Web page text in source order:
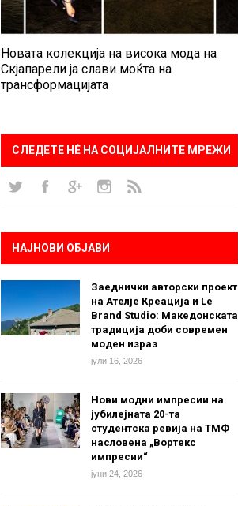
Новата колекција на висока мода на
Скјапарели ја слави моќта на
трансформацијата
СЛЕДЕТЕ НÈ НА СОЦИЈАЛНИТЕ МРЕЖИ
НАЈНОВИ ОБЈАВИ
Заеднички авторски проект
на Ателје Креација и Le
Brand Studio: Македонската
традиција доби современ
моден израз
јули 16, 2026
Нови модни импресии на
јубилејната 20-та
студентска ревија на ТМФ
насловена „Вортекс
импресии“
јуни 24, 2026